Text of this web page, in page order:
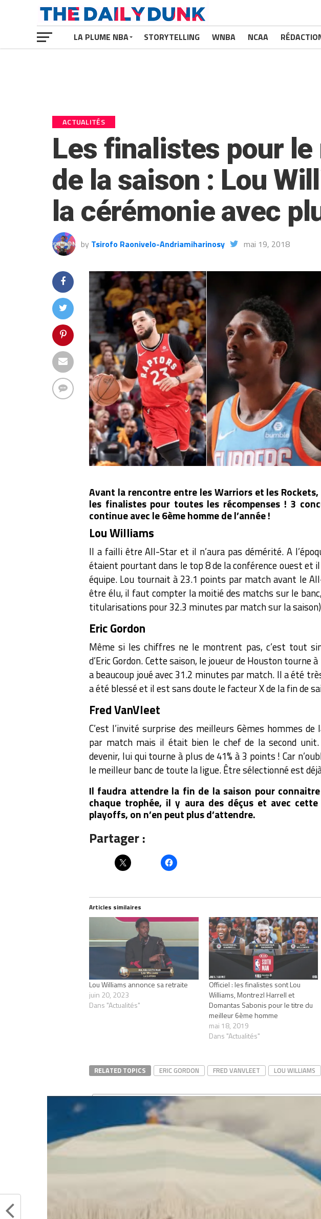
LA PLUME NBA STORYTELLING WNBA NCAA
ACTUALITÉS
Les finalistes pour
de la saison : Lou
la cérémonie avec
by Tsirofo Raonivelo-Andriamiharinosy mai 19, 2018
Avant la rencontre entre les Warriors et les
les finalistes pour toutes les récompenses ! 3
continue avec le 6ème homme de l’année !
Lou Williams
Il a failli être All-Star et il n’aura pas démérité. A
étaient pourtant dans le top 8 de la conférence ouest et
équipe. Lou tournait à 23.1 points par match avant le
être élu, il faut compter la moitié des matchs sur le
titularisations pour 32.3 minutes par match sur la
Eric Gordon
Même si les chiffres ne le montrent pas, c’est tout
d’Eric Gordon. Cette saison, le joueur de Houston tourne
a beaucoup joué avec 31.2 minutes par match. Il a été
a été blessé et il est sans doute le facteur X de la fin de
Fred VanVleet
C’est l’invité surprise des meilleurs 6èmes hommes
par match mais il était bien le chef de la second
devenir, lui qui tourne à plus de 41% à 3 points ! Car
le meilleur banc de toute la ligue. Être sélectionné est
Il faudra attendre la fin de la saison pour connaitre
chaque trophée, il y aura des déçus et avec
playoffs, on n’en peut plus d’attendre.
Partager :
Articles similaires
Lou Williams annonce sa retraite
juin 20, 2023
Dans "Actualités"
Officiel : les finalistes sont Lou
Williams, Montrezl Harrell et
Domantas Sabonis pour le titre du
meilleur 6ème homme
mai 18, 2019
Dans "Actualités"
RELATED TOPICS ERIC GORDON FRED VANVLEET LOU WILLIAMS